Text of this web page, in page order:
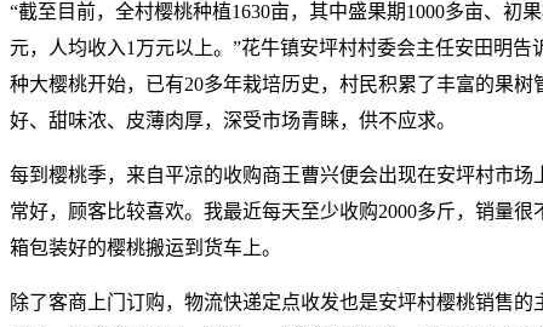
“截至目前，全村樱桃种植1630亩，其中盛果期1000多亩、初
元，人均收入1万元以上。”花牛镇安坪村村委会主任安田明告
种大樱桃开始，已有20多年栽培历史，村民积累了丰富的果
好、甜味浓、皮薄肉厚，深受市场青睐，供不应求。
每到樱桃季，来自平凉的收购商王曹兴便会出现在安坪村市场
常好，顾客比较喜欢。我最近每天至少收购2000多斤，销量
箱包装好的樱桃搬运到货车上。
除了客商上门订购，物流快递定点收发也是安坪村樱桃销售